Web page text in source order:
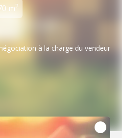
m2
à la charge du vendeur